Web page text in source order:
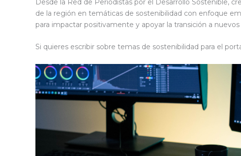
Desde la Red de Periodistas por el Desarrollo Sostenible,
de la región en temáticas de sostenibilidad con enfoque
para impactar positivamente y apoyar la transición a
Si quieres escribir sobre temas de sostenibilidad para el